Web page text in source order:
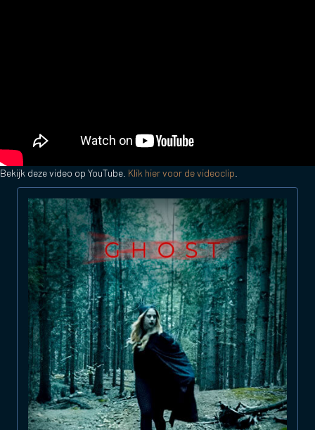
Bekijk deze video op YouTube. Klik hier voor de videoclip